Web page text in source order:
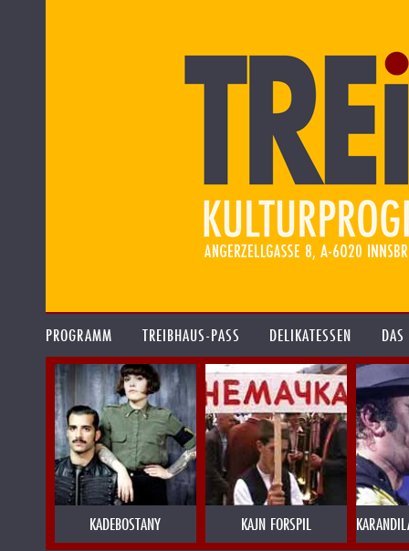
PROGRAMM TREIBHAUS-PASS DELIKATESSEN
KADEBOSTANY KAJN FORSPIL